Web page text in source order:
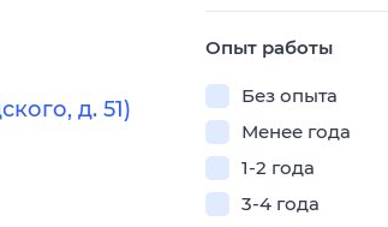
д. 51)
Опыт работы
Без опыта
Менее года
1-2 года
3-4 года